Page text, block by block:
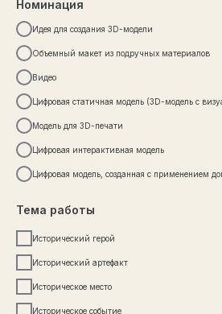
Номинация
Идея для создания 3D-модели
Объемный макет из подручных материалов
Видео
Цифровая статичная модель (3D-модель с
Модель для 3D-печати
Цифровая интерактивная модель
Цифровая модель, созданная с применением
Тема работы
Исторический герой
Исторический артефакт
Историческое место
Историческое событие